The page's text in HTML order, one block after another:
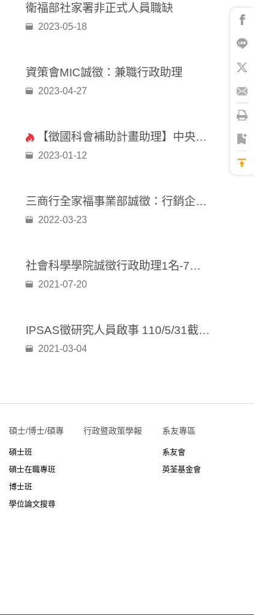
衛福部社家署非正式人員職缺
2023-05-18
資策會MIC誠徵：兼職行政助理
2023-04-27
【徵國科會補助計畫助理】中央研究院人社中心調查研究專題中心
2023-01-12
三商行全家福事業部誠徵：行銷企劃人員
2022-03-23
社會科學學院誠徵行政助理1名-7月23日前寄送履歷相關資料（已截止）
2021-07-20
IPSAS徵研究人員啟事 110/5/31截止（已截止）
2021-03-04
碩士/博士/碩專
碩士班
碩士在職專班
博士班
學位論文搜尋
行政暨政策學報 系友專區
系友會
英荃基金會